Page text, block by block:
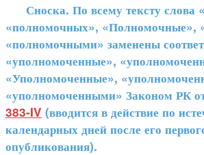
Сноска. По всему тексту слова
«полномочных», «Полномочные»,
«полномочными» заменены
«уполномоченные»,
«Уполномоченные»,
«уполномоченными» Законом РК
383-IV (вводится в действие по
календарных дней после его
опубликования).